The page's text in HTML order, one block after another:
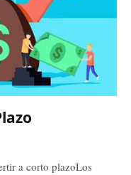
a corto plazoLos